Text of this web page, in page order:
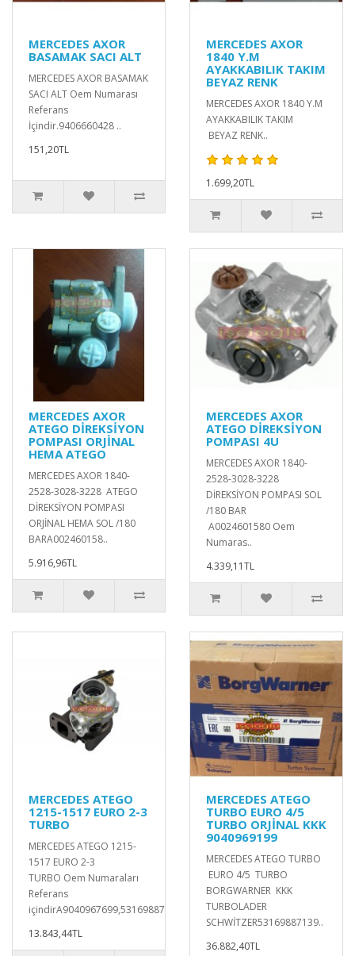
MERCEDES AXOR
BASAMAK SACI ALT
MERCEDES AXOR BASAMAK
SACI ALT Oem Numarası
Referans
İçindir.9406660428 ..
151,20TL
MERCEDES AXOR
1840 Y.M
AYAKKABILIK TAKIM
BEYAZ RENK
MERCEDES AXOR 1840 Y.M
AYAKKABILIK TAKIM
BEYAZ RENK..
1.699,20TL
MERCEDES AXOR
ATEGO DİREKSİYON
POMPASI ORJİNAL
HEMA ATEGO
MERCEDES AXOR 1840-
2528-3028-3228 ATEGO
DİREKSİYON POMPASI
ORJİNAL HEMA SOL /180
BARA002460158..
5.916,96TL
MERCEDES AXOR
ATEGO DİREKSİYON
POMPASI 4U
MERCEDES AXOR 1840-
2528-3028-3228
DİREKSİYON POMPASI SOL
/180 BAR
A0024601580 Oem
Numaras..
4.339,11TL
MERCEDES ATEGO
1215-1517 EURO 2-3
TURBO
MERCEDES ATEGO 1215-
1517 EURO 2-3
TURBO Oem Numaraları
Referans
içindirA9040967699,53169887155,..
13.843,44TL
MERCEDES ATEGO
TURBO EURO 4/5
TURBO ORJİNAL KKK
9040969199
MERCEDES ATEGO TURBO
EURO 4/5 TURBO
BORGWARNER KKK
TURBOLADER
SCHWİTZER53169887139..
36.882,40TL